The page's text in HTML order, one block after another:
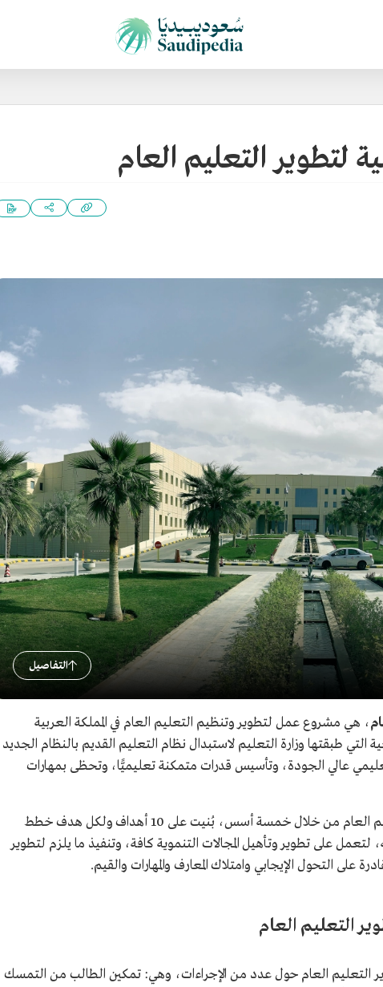
لتطوير التعليم العام
التفاصيل
، هي مشروع عمل لتطوير وتنظيم التعليم العام في المملكة العربية
طبقتها وزارة التعليم لاستبدال نظام التعليم القديم بالنظام الجديد
نظام تعليمي عالي الجودة، وتأسيس قدرات متمكنة تعليميًّا، وتحظى بمهارات
ونفذت الاستراتيجية الوطنية لتطوير التعليم العام من خلال خمسة أسس، بُنيت على 10 أهداف ولكل هدف خطط
على تطوير وتأهيل المجالات التنموية كافة، وتنفيذ ما يلزم لتطوير
على التحول الإيجابي وامتلاك المعارف والمهارات والقيم.
التعليم العام
التعليم العام حول عدد من الإجراءات، وهي: تمكين الطالب من التمسك